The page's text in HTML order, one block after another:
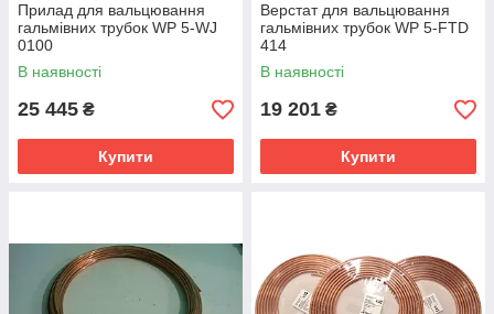
Прилад для вальцювання
гальмівних трубок WP 5-WJ
0100
В наявності
25 445 ₴
Купити
Верстат для вальцювання
гальмівних трубок WP 5-FTD
414
В наявності
19 201 ₴
Купити